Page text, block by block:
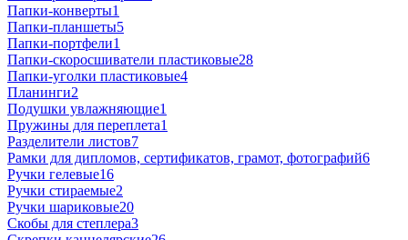
Папки-конверты1
Папки-планшеты5
Папки-портфели1
Папки-скоросшиватели пластиковые28
Папки-уголки пластиковые4
Планинги2
Подушки увлажняющие1
Пружины для переплета1
Разделители листов7
Рамки для дипломов, сертификатов, грамот, фотографий6
Ручки гелевые16
Ручки стираемые2
Ручки шариковые20
Скобы для степлера3